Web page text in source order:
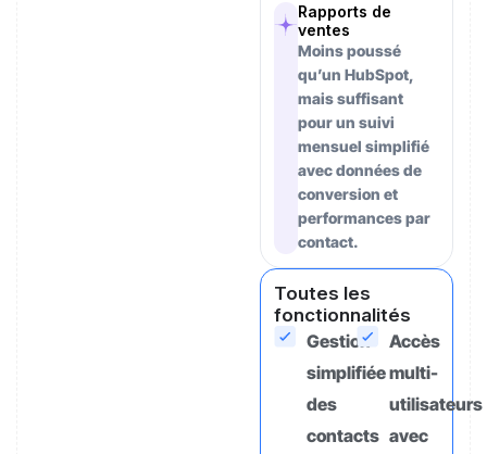
Rapports de
ventes
Moins poussé
qu’un HubSpot,
mais suffisant
pour un suivi
mensuel simplifié
avec données de
conversion et
performances par
contact.
Toutes les
fonctionnalités
Gestion
simplifiée
des
contacts
Accès
multi-
utilisateurs
avec